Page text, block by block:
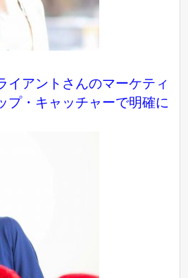
イアントさんのマーケティ
プ・キャッチャーで明確に